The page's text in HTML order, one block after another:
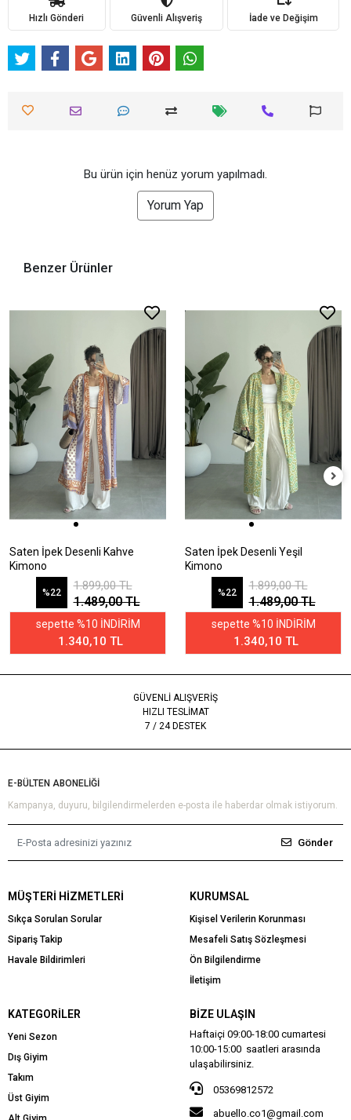
Hızlı Gönderi Güvenli Alışveriş İade ve Değişim
Bu ürün için henüz yorum yapılmadı.
Yorum Yap
Benzer Ürünler
Saten İpek Desenli Kahve
Kimono
%22
1.899,00 TL
1.489,00 TL
sepette %10 İNDİRİM
1.340,10 TL
Saten İpek Desenli Yeşil
Kimono
%22
1.899,00 TL
1.489,00 TL
sepette %10 İNDİRİM
1.340,10 TL
GÜVENLİ ALIŞVERİŞ
HIZLI TESLİMAT
7 / 24 DESTEK
E-BÜLTEN ABONELİĞİ
Kampanya, duyuru, bilgilendirmelerden e-posta ile haberdar olmak istiyorum.
Gönder
MÜŞTERI HIZMETLERI
Sıkça Sorulan Sorular
Sipariş Takip
Havale Bildirimleri
KURUMSAL
Kişisel Verilerin Korunması
Mesafeli Satış Sözleşmesi
Ön Bilgilendirme
İletişim
KATEGORILER
Yeni Sezon
Dış Giyim
Takım
Üst Giyim
BIZE ULAŞIN
Haftaiçi 09:00-18:00 cumartesi
10:00-15:00 saatleri arasında
ulaşabilirsiniz.
05369812572
abuello.co1@gmail.com